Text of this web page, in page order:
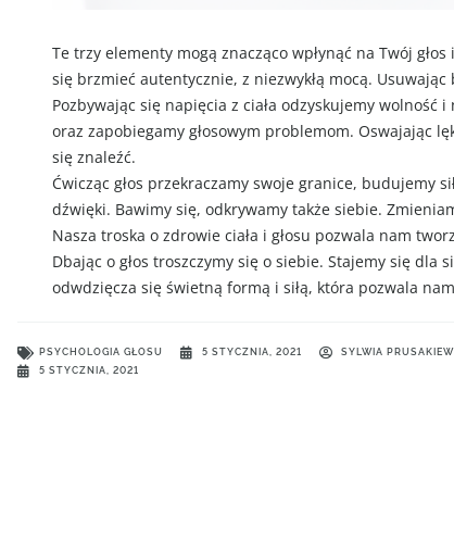
Te trzy elementy mogą znacząco wpłynąć na Twój
się brzmieć autentycznie, z niezwykłą mocą.
Pozbywając się napięcia z ciała odzyskujemy
oraz zapobiegamy głosowym problemom. Oswajając
się znaleźć.
Ćwicząc głos przekraczamy swoje granice, budujemy
dźwięki. Bawimy się, odkrywamy także siebie.
Nasza troska o zdrowie ciała i głosu pozwala nam
Dbając o głos troszczymy się o siebie. Stajemy się
odwdzięcza się świetną formą i siłą, która pozwala
PSYCHOLOGIA GŁOSU 5 STYCZNIA, 2021
SYLWIA
5 STYCZNIA, 2021